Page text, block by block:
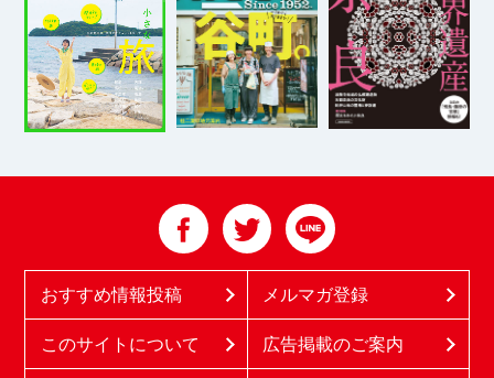
おすすめ情報投稿 メルマガ登録
このサイトについて 広告掲載のご案内